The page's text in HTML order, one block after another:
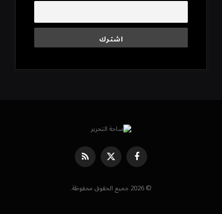
فيسبوك X
(Twitter)
RSS
© 2026 جميع الحقوق محفوظة.